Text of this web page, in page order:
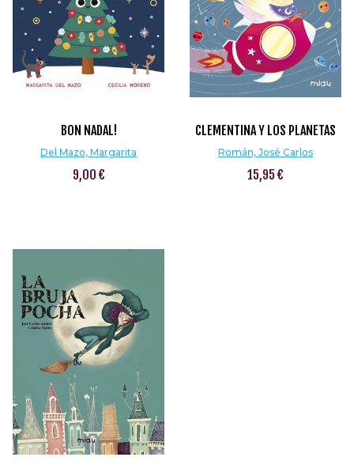
BON NADAL!
Del Mazo, Margarita
9,00 €
CLEMENTINA Y LOS PLANETAS
Román, José Carlos
15,95 €